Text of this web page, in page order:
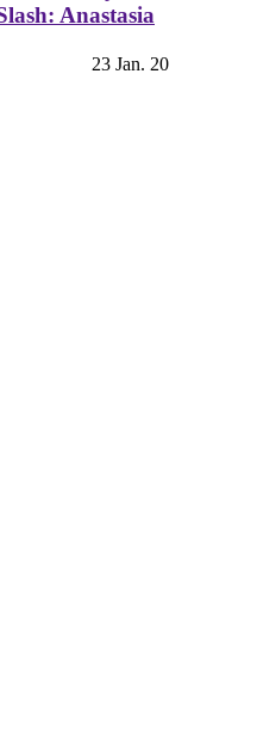
Anastasia
23 Jan. 20